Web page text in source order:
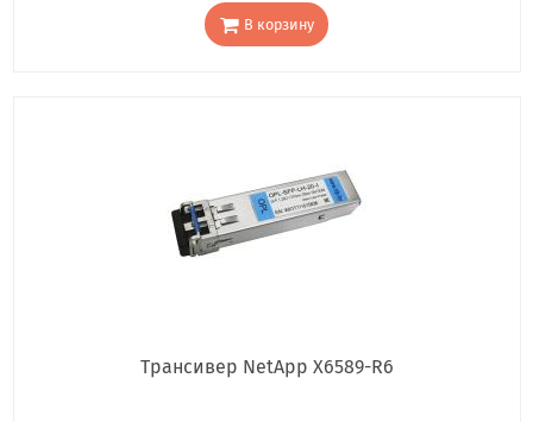
В корзину
Трансивер NetApp X6589-R6